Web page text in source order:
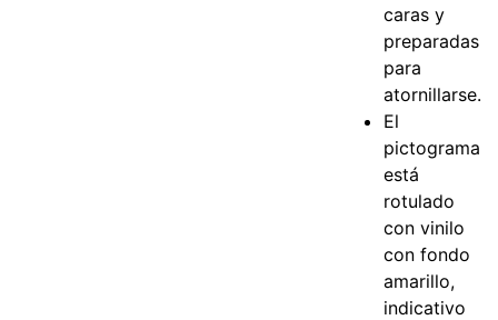
caras y
preparadas
para
atornillarse.
El
pictograma
está
rotulado
con vinilo
con fondo
amarillo,
indicativo